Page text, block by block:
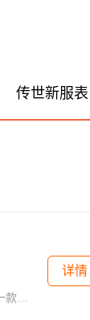
传世新服表
《传奇冰雪服》是一款备受玩家喜爱的冒险游戏。这款游戏以其独特的玩法和精彩的冒险故事而闻名，带给玩家无尽的乐趣和刺激。在这个游戏里，你将扮演一位勇敢的英雄，穿越冰雪
详情